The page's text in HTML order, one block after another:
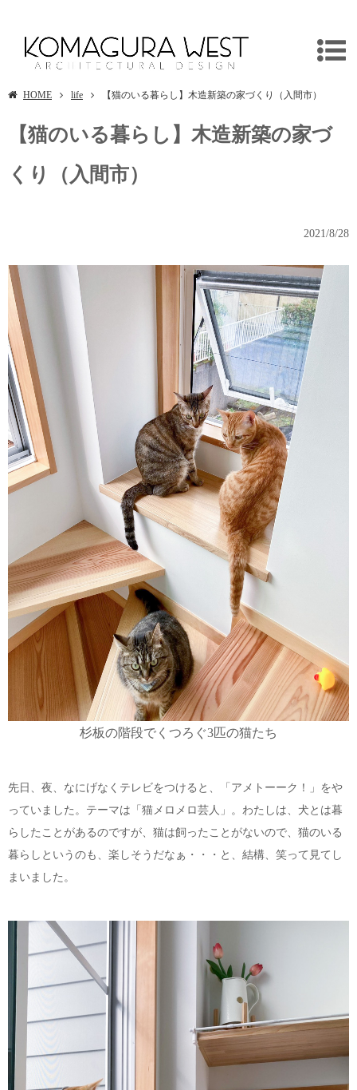
HOME life 【猫のいる暮らし】木造新築の家づくり（入間市）
【猫のいる暮らし】木造新築の家づ
くり（入間市）
2021/8/28
杉板の階段でくつろぐ3匹の猫たち
先日、夜、なにげなくテレビをつけると、「アメトーーク！」をや
っていました。テーマは「猫メロメロ芸人」。わたしは、犬とは暮
らしたことがあるのですが、猫は飼ったことがないので、猫のいる
暮らしというのも、楽しそうだなぁ・・・と、結構、笑って見てし
まいました。